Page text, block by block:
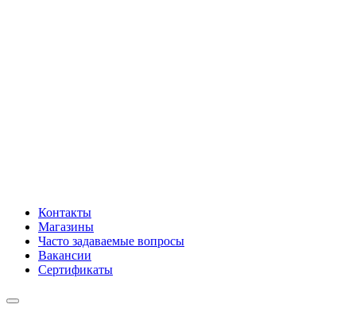
Контакты
Магазины
Часто задаваемые вопросы
Вакансии
Сертификаты